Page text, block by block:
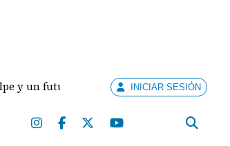
futuro por revisar Meduca
INICIAR SESIÓN